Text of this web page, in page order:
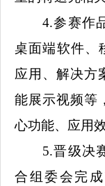
4.参赛作
桌面端软件、
应用、解决方
能展示视频等
心功能、应用
5.晋级决
合组委会完